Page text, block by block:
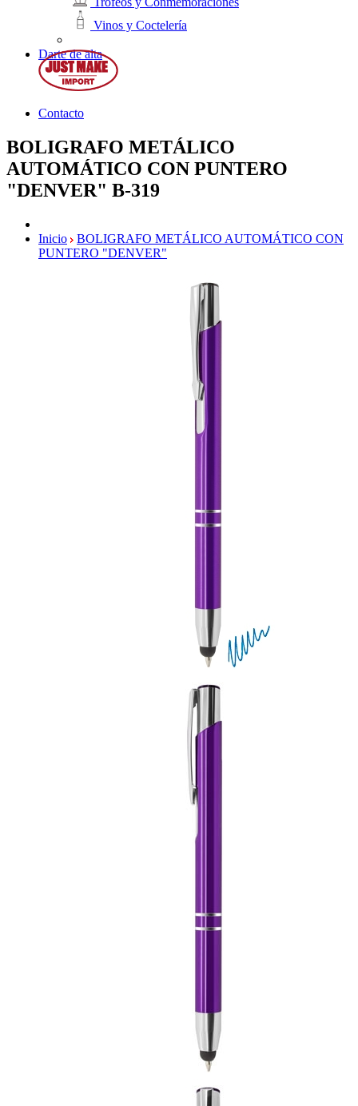
Vinos y Coctelería
Darte de alta
Contacto
BOLIGRAFO METÁLICO
AUTOMÁTICO CON PUNTERO
"DENVER" B-319
Inicio
BOLIGRAFO METÁLICO AUTOMÁTICO CON
PUNTERO "DENVER"